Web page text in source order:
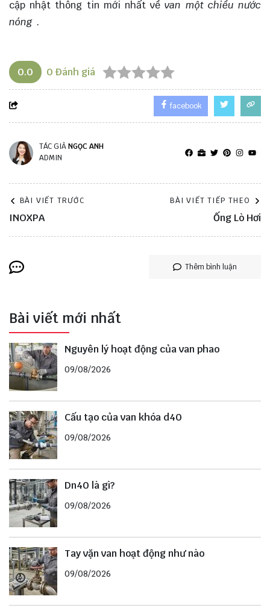
cập nhật thông tin mới nhất về van một chiều nước
nóng.
0.0 0 Đánh giá
facebook
TÁC GIẢNGỌC ANH
ADMIN
BÀI VIẾT TRƯỚC
INOXPA
BÀI VIẾT TIẾP THEO
Ống Lò Hơi
Thêm bình luận
Bài viết mới nhất
Nguyên lý hoạt động của van phao
09/08/2026
Cấu tạo của van khóa d40
09/08/2026
Dn40 là gì?
09/08/2026
Tay vặn van hoạt động như nào
09/08/2026